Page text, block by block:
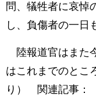
問、犠牲者に哀悼
し、負傷者の一日
陸報道官はまた
はこれまでのとこ
り） 関連記事：